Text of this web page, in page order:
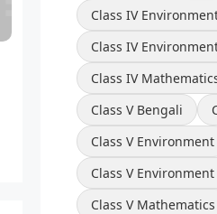
Class IV
Class IV
Class IV
Class V Bengali
Class V Environment
Class V
Class V Mathematics